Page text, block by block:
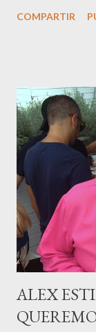
M ateo nació en
haciéndole padre
campeona,
guardar reposo
gestación Marta
mamá feliz. Otro
sido el madrileño,
pasarelas ...
COMPARTIR
ALEX